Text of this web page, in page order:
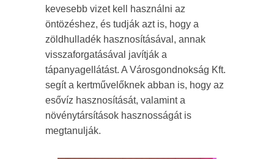
kevesebb vizet kell használni az
öntözéshez, és tudják azt is, hogy a
zöldhulladék hasznosításával, annak
visszaforgatásával javítják a
tápanyagellátást. A Városgondnokság Kft.
segít a kertművelőknek abban is, hogy az
esővíz hasznosítását, valamint a
növénytársítások hasznosságát is
megtanulják.